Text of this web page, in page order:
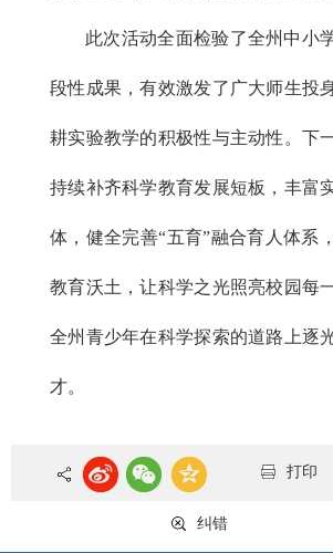
此次活动全面检验了全州中小
段性成果，有效激发了广大师生投
耕实验教学的积极性与主动性。下
持续补齐科学教育发展短板，丰富
体，健全完善“五育”融合育人体系
教育沃土，让科学之光照亮校园每
全州青少年在科学探索的道路上逐
才。
打印
纠错